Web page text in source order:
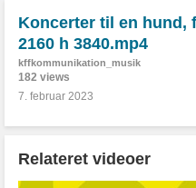
Koncerter til en
2160 h 3840.mp4
kffkommunikation_musik
182 views
7. februar 2023
Relateret videoer